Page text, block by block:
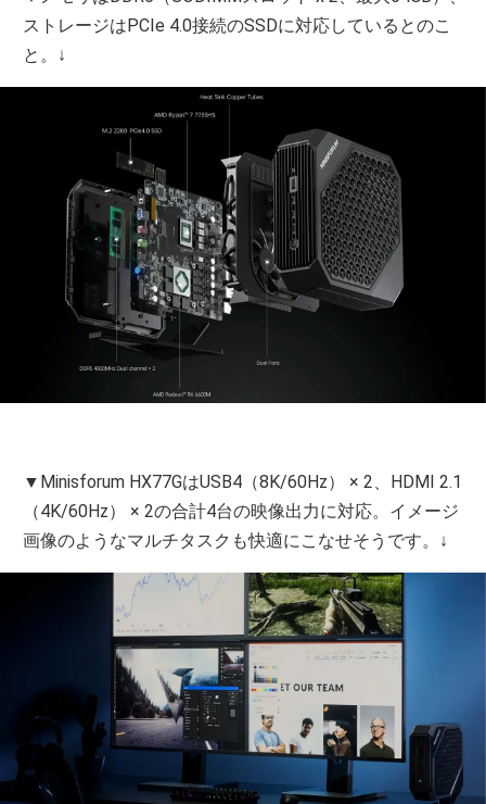
ストレージはPCIe 4.0接続のSSDに対応しているとのこ
と。↓
▼Minisforum HX77GはUSB4（8K/60Hz） × 2、HDMI 2.1
（4K/60Hz） × 2の合計4台の映像出力に対応。イメージ
画像のようなマルチタスクも快適にこなせそうです。↓